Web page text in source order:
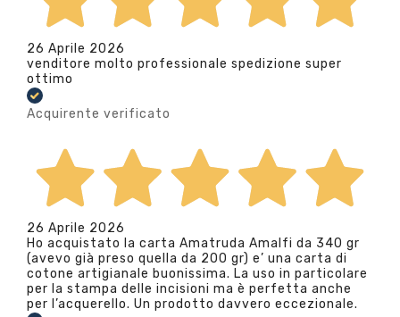
26 Aprile 2026
venditore molto professionale spedizione super
ottimo
Acquirente verificato
26 Aprile 2026
Ho acquistato la carta Amatruda Amalfi da 340 gr
(avevo già preso quella da 200 gr) e’ una carta di
cotone artigianale buonissima. La uso in particolare
per la stampa delle incisioni ma è perfetta anche
per l’acquerello. Un prodotto davvero eccezionale.